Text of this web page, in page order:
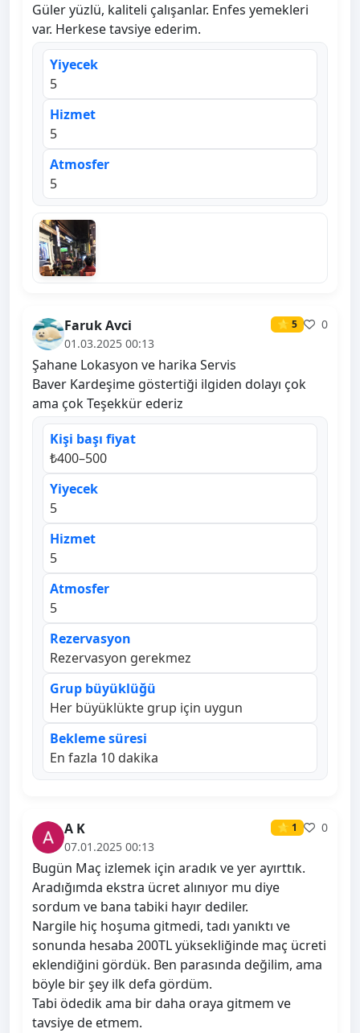
Güler yüzlü, kaliteli çalışanlar. Enfes yemekleri
var. Herkese tavsiye ederim.
Yiyecek
5
Hizmet
5
Atmosfer
5
Faruk Avci ⭐ 5
0
01.03.2025 00:13
Şahane Lokasyon ve harika Servis
Baver Kardeşime göstertiği ilgiden dolayı çok
ama çok Teşekkür ederiz
Kişi başı fiyat
₺400–500
Yiyecek
5
Hizmet
5
Atmosfer
5
Rezervasyon
Rezervasyon gerekmez
Grup büyüklüğü
Her büyüklükte grup için uygun
Bekleme süresi
En fazla 10 dakika
A K ⭐ 1
0
07.01.2025 00:13
Bugün Maç izlemek için aradık ve yer ayırttık.
Aradığımda ekstra ücret alınıyor mu diye
sordum ve bana tabiki hayır dediler.
Nargile hiç hoşuma gitmedi, tadı yanıktı ve
sonunda hesaba 200TL yüksekliğinde maç ücreti
eklendiğini gördük. Ben parasında değilim, ama
böyle bir şey ilk defa gördüm.
Tabi ödedik ama bir daha oraya gitmem ve
tavsiye de etmem.